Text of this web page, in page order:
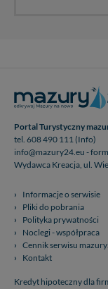
Portal Turystyczny
tel. 608 490 111 (Info)
info@mazury24.eu -
Wydawca Kreacja, ul.
Informacje o serwisie
Pliki do pobrania
Polityka prywatności
Noclegi - współpraca
Cennik serwisu
Kontakt
Kredyt hipoteczny dla